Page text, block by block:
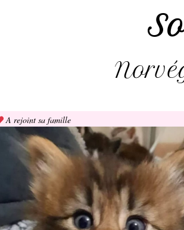
A rejoint sa famille